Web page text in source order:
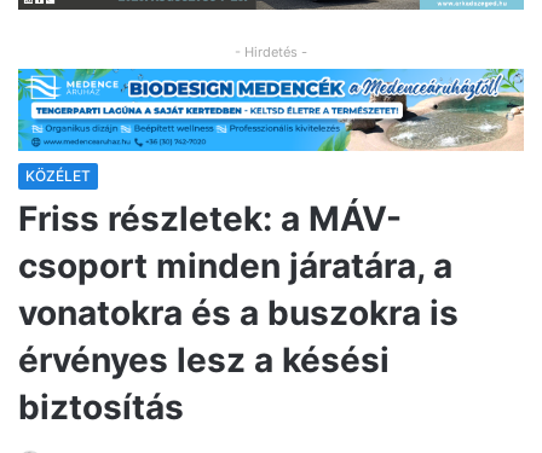
- Hirdetés -
KÖZÉLET
Friss részletek: a MÁV-
csoport minden járatára, a
vonatokra és a buszokra is
érvényes lesz a késési
biztosítás